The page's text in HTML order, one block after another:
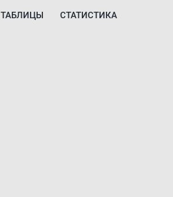
ТАБЛИЦЫ СТАТИСТИКА